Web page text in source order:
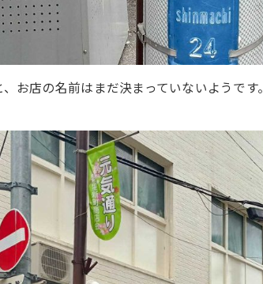
、お店の名前はまだ決まっていないようです。